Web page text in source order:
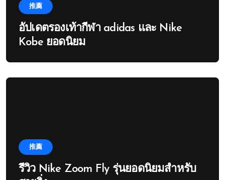
推薦
อัปเดตรองเท้ากีฬา adidas และ Nike
Kobe ยอดนิยม
推薦
รีวิว Nike Zoom Fly รุ่นยอดนิยมสำหรับ